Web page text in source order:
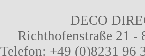
DECO
Richthofenstraße 21 -
Telefon: +49 (0)8231 96